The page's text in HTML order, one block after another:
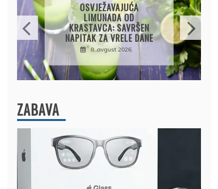
KROMPIRUŠA IZLIVAČA:
JEDNOSTAVNA PITA BEZ
KORA, HRSKAVA I
UKUSNA
8. avgust 2026.
ZABAVA